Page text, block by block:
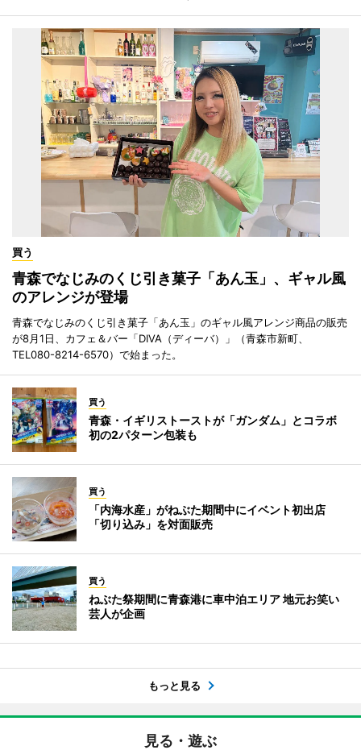
買う
青森でなじみのくじ引き菓子「あん玉」、ギャル風
のアレンジが登場
青森でなじみのくじ引き菓子「あん玉」のギャル風アレンジ商品の販売
が8月1日、カフェ＆バー「DIVA（ディーバ）」（青森市新町、
TEL080-8214-6570）で始まった。
買う
青森・イギリストーストが「ガンダム」とコラボ
初の2パターン包装も
買う
「内海水産」がねぶた期間中にイベント初出店
「切り込み」を対面販売
買う
ねぶた祭期間に青森港に車中泊エリア 地元お笑い
芸人が企画
もっと見る
見る・遊ぶ